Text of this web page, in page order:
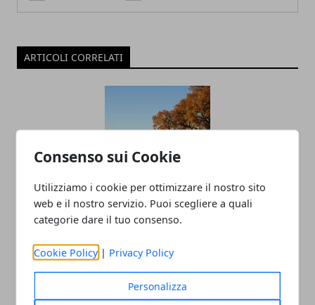
Consenso sui Cookie
Utilizziamo i cookie per ottimizzare il nostro sito
web e il nostro servizio. Puoi scegliere a quali
categorie dare il tuo consenso.
Cookie Policy | Privacy Policy
Personalizza
ARTICOLI CORRELATI
Un agrinido tra le vigne: a Modena un
modello nazionale di educazione rurale
27/11/2025